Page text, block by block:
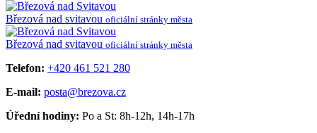
Březová nad svitavou oficiální stránky města
Březová nad svitavou oficiální stránky města
Telefon: +420 461 521 280
E-mail: posta@brezova.cz
Úřední hodiny: Po a St: 8h-12h, 14h-17h